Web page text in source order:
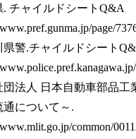
. チャイルドシートQ&A
page/
県警.チャイルドシート
団法人 日本自動車部品
通について～.
common/